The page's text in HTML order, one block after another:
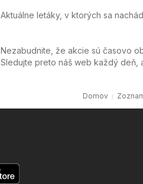
Aktuálne letáky, v ktorých sa
Nezabudnite, že akcie sú časovo
Sledujte preto náš web každý deň,
Domov